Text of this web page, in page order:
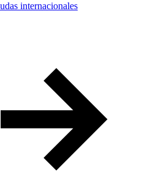
internacionales